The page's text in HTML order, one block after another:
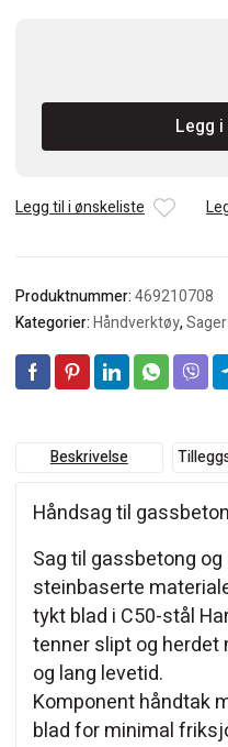
H-
1-
-
750
1
antall
Legg
Legg til i ønskeliste
Produktnummer:469210708
Kategorier:Håndverktøy,Sager
Beskrivelse
Håndsag til
Sag til gassbetong
steinbaserte
tykt blad i C50-stål
tenner slipt og
og lang levetid.
Komponent håndtak
blad for minimal